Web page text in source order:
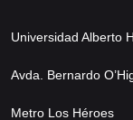
Universidad Alberto
Avda. Bernardo
Metro Los Héroes